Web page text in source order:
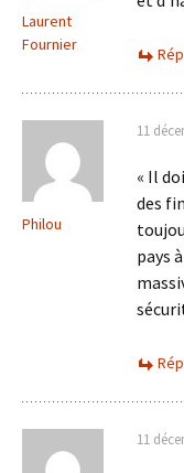
Laurent
Fournier
Philou
11
« Il
des
pays
11